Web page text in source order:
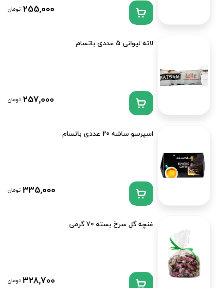
255,000 تومان
لاته لیوانی 5 عددی باتسام
257,000 تومان
اسپرسو ساشه 20 عددی باتسام
335,000 تومان
غنچه گل سرخ بسته 70 گرمی
328,700 تومان